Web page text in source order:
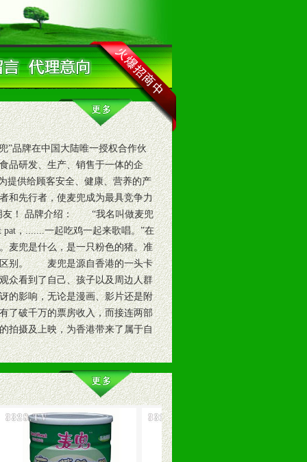
品牌在中国大陆唯一授权合作伙
研发、生产、销售于一体的企
提供给顾客安全、健康、营养的产
和先行者，使麦兜成为最具竞争力
友！ 品牌介绍： “我名叫做麦兜
，.......一起吃鸡一起来歌唱。”在
麦兜是什么，是一只粉色的猪。准
区别。 麦兜是源自香港的一头卡
众看到了自己、孩子以及周边人群
的影响，无论是漫画、影片还是附
了破千万的票房收入，而接连两部
拍摄及上映，为香港带来了属于自